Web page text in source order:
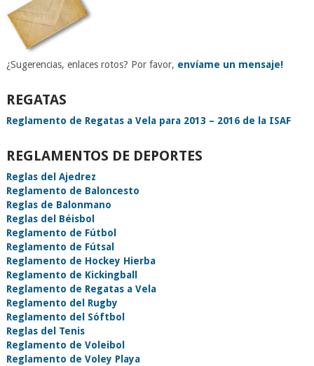
¿Sugerencias, enlaces rotos? Por favor, envíame un mensaje!
REGATAS
Reglamento de Regatas a Vela para 2013 – 2016 de la ISAF
REGLAMENTOS DE DEPORTES
Reglas del Ajedrez
Reglamento de Baloncesto
Reglas de Balonmano
Reglas del Béisbol
Reglamento de Fútbol
Reglamento de Fútsal
Reglamento de Hockey Hierba
Reglamento de Kickingball
Reglamento de Regatas a Vela
Reglamento del Rugby
Reglamento del Sóftbol
Reglas del Tenis
Reglamento de Voleibol
Reglamento de Voley Playa